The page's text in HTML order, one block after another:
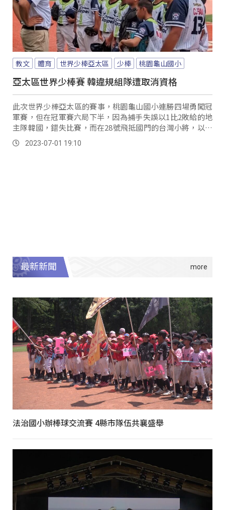
教文 體育 世界少棒亞太區 少棒 桃園龜山國小
亞太區世界少棒賽 韓違規組隊遭取消資格
此次世界少棒亞太區的賽事，桃園龜山國小連勝四場勇闖冠
軍賽，但在冠軍賽六局下半，因為捕手失誤以1比2敗給的地
主隊韓國，錯失比賽，而在28號飛抵國門的台灣小將，以為
失去參加世界大賽的資格，但在30號晚間台...。
2023-07-01 19:10
最新新聞
法治國小辦棒球交流賽 4縣市隊伍共襄盛舉